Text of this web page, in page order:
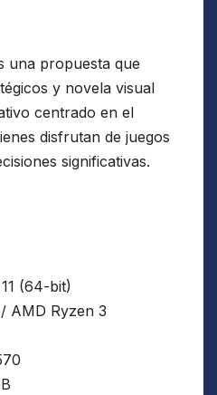
una propuesta que
y novela visual
centrado en el
disfrutan de juegos
significativas.
(64-bit)
AMD Ryzen 3